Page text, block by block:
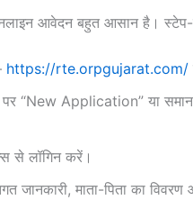
आवेदन बहुत आसान है। स्टेप-
https://rte.orpgujarat.com/
“New Application” या
से लॉगिन करें।
जानकारी, माता-पिता का